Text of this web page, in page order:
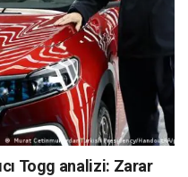
Togg analizi: Zarar